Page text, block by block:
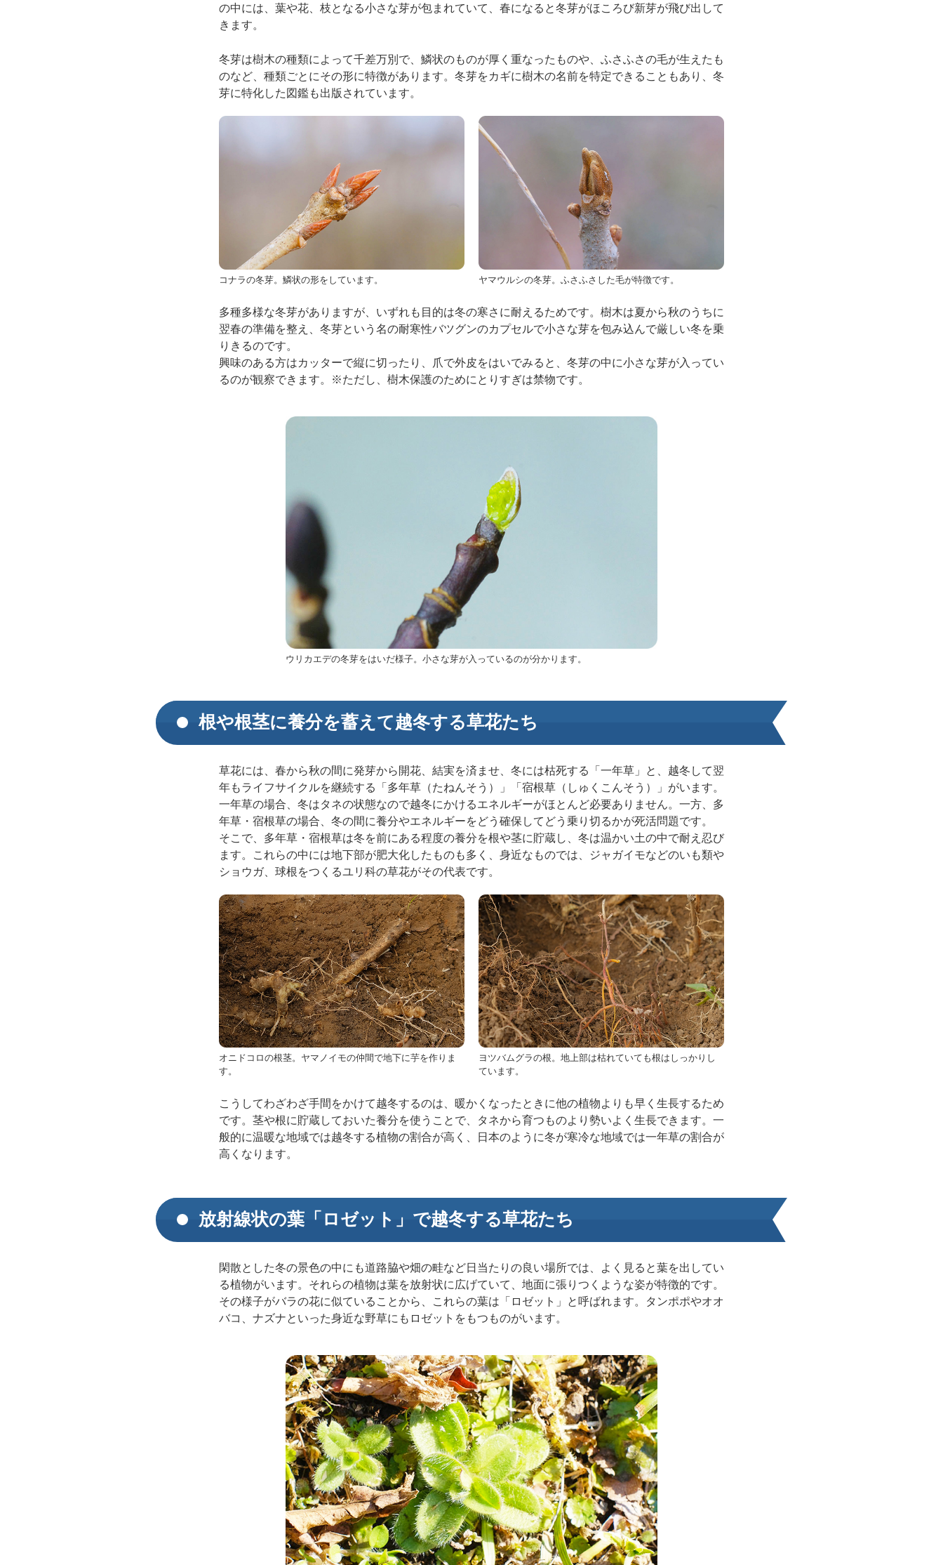
の中には、葉や花、枝となる小さな芽が包まれていて、春になると冬芽がほころび新芽が飛び出して
きます。
冬芽は樹木の種類によって千差万別で、鱗状のものが厚く重なったものや、ふさふさの毛が生えたも
のなど、種類ごとにその形に特徴があります。冬芽をカギに樹木の名前を特定できることもあり、冬
芽に特化した図鑑も出版されています。
コナラの冬芽。鱗状の形をしています。 ヤマウルシの冬芽。ふさふさした毛が特徴です。
多種多様な冬芽がありますが、いずれも目的は冬の寒さに耐えるためです。樹木は夏から秋のうちに
翌春の準備を整え、冬芽という名の耐寒性バツグンのカプセルで小さな芽を包み込んで厳しい冬を乗
りきるのです。
興味のある方はカッターで縦に切ったり、爪で外皮をはいでみると、冬芽の中に小さな芽が入ってい
るのが観察できます。※ただし、樹木保護のためにとりすぎは禁物です。
ウリカエデの冬芽をはいだ様子。小さな芽が入っているのが分かります。
根や根茎に養分を蓄えて越冬する草花たち
草花には、春から秋の間に発芽から開花、結実を済ませ、冬には枯死する「一年草」と、越冬して翌
年もライフサイクルを継続する「多年草（たねんそう）」「宿根草（しゅくこんそう）」がいます。
一年草の場合、冬はタネの状態なので越冬にかけるエネルギーがほとんど必要ありません。一方、多
年草・宿根草の場合、冬の間に養分やエネルギーをどう確保してどう乗り切るかが死活問題です。
そこで、多年草・宿根草は冬を前にある程度の養分を根や茎に貯蔵し、冬は温かい土の中で耐え忍び
ます。これらの中には地下部が肥大化したものも多く、身近なものでは、ジャガイモなどのいも類や
ショウガ、球根をつくるユリ科の草花がその代表です。
オニドコロの根茎。ヤマノイモの仲間で地下に芋を作りま
す。
ヨツバムグラの根。地上部は枯れていても根はしっかりし
ています。
こうしてわざわざ手間をかけて越冬するのは、暖かくなったときに他の植物よりも早く生長するため
です。茎や根に貯蔵しておいた養分を使うことで、タネから育つものより勢いよく生長できます。一
般的に温暖な地域では越冬する植物の割合が高く、日本のように冬が寒冷な地域では一年草の割合が
高くなります。
放射線状の葉「ロゼット」で越冬する草花たち
閑散とした冬の景色の中にも道路脇や畑の畦など日当たりの良い場所では、よく見ると葉を出してい
る植物がいます。それらの植物は葉を放射状に広げていて、地面に張りつくような姿が特徴的です。
その様子がバラの花に似ていることから、これらの葉は「ロゼット」と呼ばれます。タンポポやオオ
バコ、ナズナといった身近な野草にもロゼットをもつものがいます。